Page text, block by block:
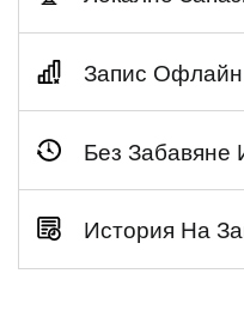
Запис Офлайн
Без Забавяне
История На